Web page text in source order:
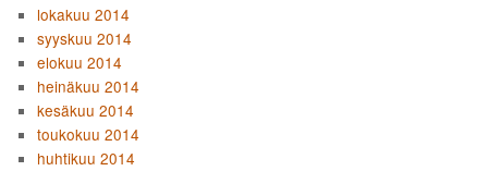
lokakuu 2014
syyskuu 2014
elokuu 2014
heinäkuu 2014
kesäkuu 2014
toukokuu 2014
huhtikuu 2014